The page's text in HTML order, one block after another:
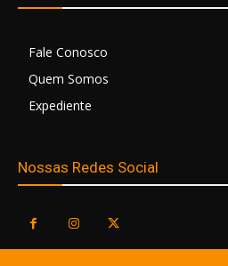
Fale Conosco
Quem Somos
Expediente
Nossas Redes Social